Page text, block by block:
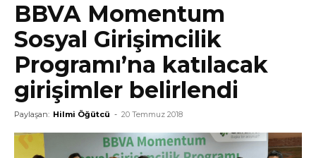
BBVA Momentum
Sosyal Girişimcilik
Programı’na katılacak
girişimler belirlendi
Paylaşan: Hilmi Öğütcü - 20 Temmuz 2018